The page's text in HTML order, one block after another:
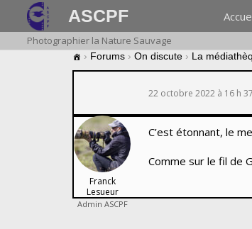
ASCPF
Photographier la Nature Sauvage
› Forums › On discute › La
22 octobre 2022 à 16 h
Franck
Lesueur
Admin ASCPF
C’est étonnant, le
Comme sur le fil de